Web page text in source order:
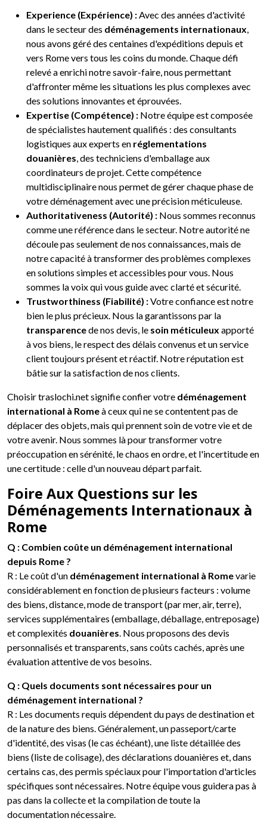
Experience (Expérience) :Avec des années d'activité
dans le secteur des déménagements internationaux,
nous avons géré des centaines d'expéditions depuis et
vers Rome vers tous les coins du monde. Chaque défi
relevé a enrichi notre savoir-faire, nous permettant
d'affronter même les situations les plus complexes avec
des solutions innovantes et éprouvées.
Expertise (Compétence) : Notre équipe est composée
de spécialistes hautement qualifiés : des consultants
logistiques aux experts en réglementations
douanières, des techniciens d'emballage aux
coordinateurs de projet. Cette compétence
multidisciplinaire nous permet de gérer chaque phase de
votre déménagement avec une précision méticuleuse.
Authoritativeness (Autorité) : Nous sommes reconnus
comme une référence dans le secteur. Notre autorité ne
découle pas seulement de nos connaissances, mais de
notre capacité à transformer des problèmes complexes
en solutions simples et accessibles pour vous. Nous
sommes la voix qui vous guide avec clarté et sécurité.
Trustworthiness (Fiabilité) :Votre confiance est notre
bien le plus précieux. Nous la garantissons par la
transparencede nos devis, le soin méticuleux apporté
à vos biens, le respect des délais convenus et un service
client toujours présent et réactif. Notre réputation est
bâtie sur la satisfaction de nos clients.
Choisir traslochi.net signifie confier votre déménagement
international à Romeà ceux qui ne se contentent pas de
déplacer des objets, mais qui prennent soin de votre vie et de
votre avenir. Nous sommes là pour transformer votre
préoccupation en sérénité, le chaos en ordre, et l'incertitude en
une certitude : celle d'un nouveau départ parfait.
Foire Aux Questions sur les
Déménagements Internationaux à
Rome
Q : Combien coûte un déménagement international
depuis Rome ?
R : Le coût d'un déménagement international à Romevarie
considérablement en fonction de plusieurs facteurs : volume
des biens, distance, mode de transport (par mer, air, terre),
services supplémentaires (emballage, déballage, entreposage)
et complexités douanières. Nous proposons des devis
personnalisés et transparents, sans coûts cachés, après une
évaluation attentive de vos besoins.
Q : Quels documents sont nécessaires pour un
déménagement international ?
R : Les documents requis dépendent du pays de destination et
de la nature des biens. Généralement, un passeport/carte
d'identité, des visas (le cas échéant), une liste détaillée des
biens (liste de colisage), des déclarations douanières et, dans
certains cas, des permis spéciaux pour l'importation d'articles
spécifiques sont nécessaires. Notre équipe vous guidera pas à
pas dans la collecte et la compilation de toute la
documentation nécessaire.